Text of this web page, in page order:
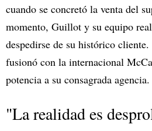
cuando se concretó la venta del
momento, Guillot y su equipo
despedirse de su histórico
fusionó con la internacional
potencia a su consagrada agencia.
"La realidad es